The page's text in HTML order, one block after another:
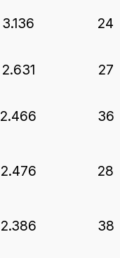
3.136 24
2.631 27
2.466 36
2.476 28
2.386 38